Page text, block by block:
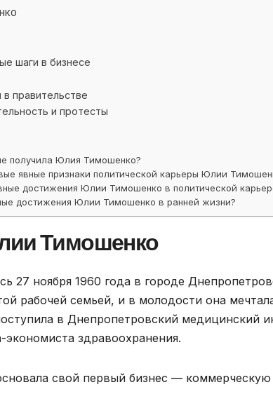
шаги в бизнесе
правительстве
и протесты
получила Юлия Тимошенко?
явные признаки политической карьеры Юлии
достижения Юлии Тимошенко в политической
достижения Юлии Тимошенко в ранней жизни?
Тимошенко
27 ноября 1960 года в городе
рабочей семьей, и в молодости она
в Днепропетровский медицинский
здравоохранения.
свой первый бизнес —